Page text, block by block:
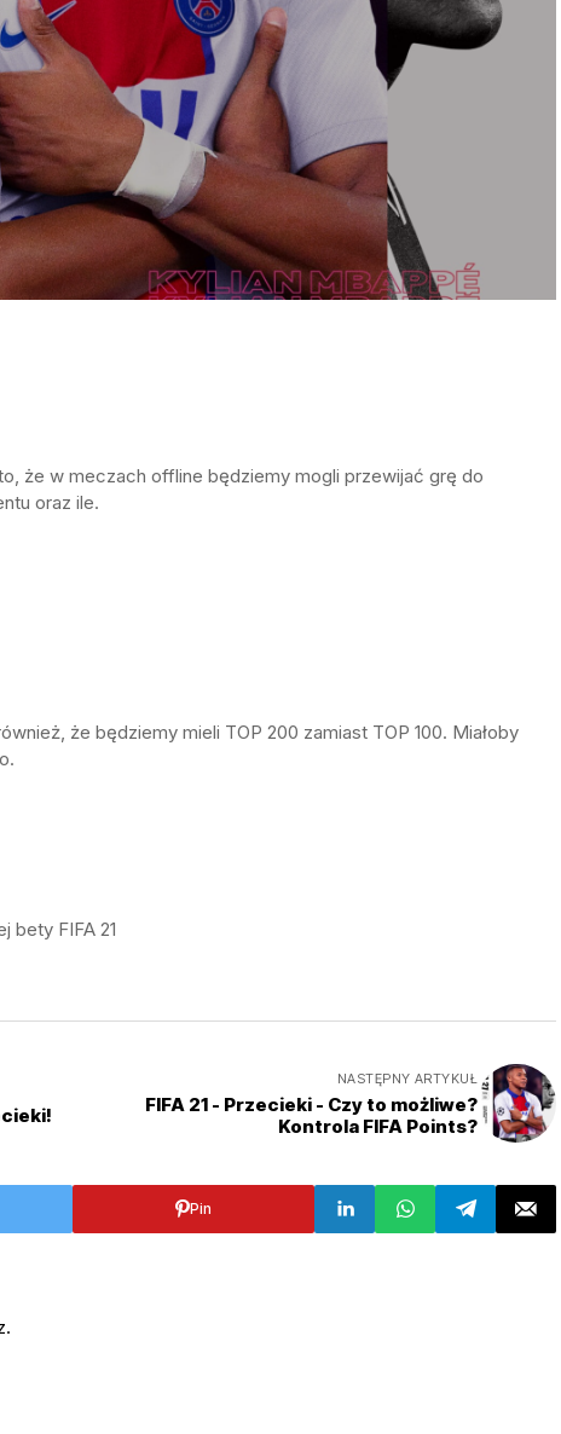
że w meczach offline będziemy mogli przewijać grę do
oraz ile.
że będziemy mieli TOP 200 zamiast TOP 100. Miałoby
bety FIFA 21
NASTĘPNY ARTYKUŁ
FIFA 21 - Przecieki - Czy to możliwe?
Kontrola FIFA Points?
Pin